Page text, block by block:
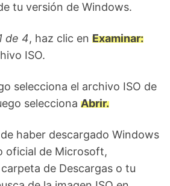
tu versión de Windows.
de 4, haz clic en Examinar:
ISO.
selecciona el archivo ISO de
selecciona Abrir.
haber descargado Windows
oficial de Microsoft,
de Descargas o tu